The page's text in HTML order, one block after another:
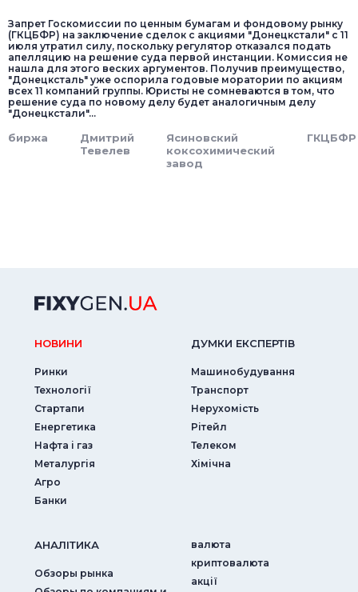
Запрет Госкомиссии по ценным бумагам и фондовому рынку
(ГКЦБФР) на заключение сделок с акциями "Донецкстали" с 11
июля утратил силу, поскольку регулятор отказался подать
апелляцию на решение суда первой инстанции. Комиссия не
нашла для этого веских аргументов. Получив преимущество,
"Донецксталь" уже оспорила годовые моратории по акциям
всех 11 компаний группы. Юристы не сомневаются в том, что
решение суда по новому делу будет аналогичным делу
"Донецкстали"...
биржа
Дмитрий
Тевелев
Ясиновский
коксохимический
завод
ГКЦБФР
НОВИНИ
Ринки
Технології
Стартапи
Енергетика
Нафта і газ
Металургія
Агро
Банки
ДУМКИ ЕКСПЕРТIВ
Машинобудування
Транспорт
Нерухомість
Рітейл
Телеком
Хімічна
АНАЛIТИКА
Обзоры рынка
валюта
криптовалюта
акції